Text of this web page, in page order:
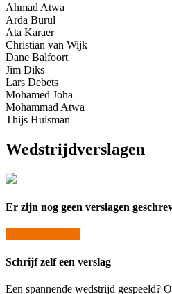
Ahmad Atwa
Arda Burul
Ata Karaer
Christian van Wijk
Dane Balfoort
Jim Diks
Lars Debets
Mohamed Joha
Mohammad Atwa
Thijs Huisman
Wedstrijdverslagen
Er zijn nog geen verslagen
Schrijf zelf een verslag
Een spannende wedstrijd gespeeld?